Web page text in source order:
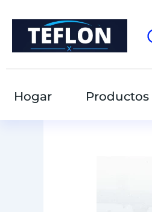
Hogar Productos